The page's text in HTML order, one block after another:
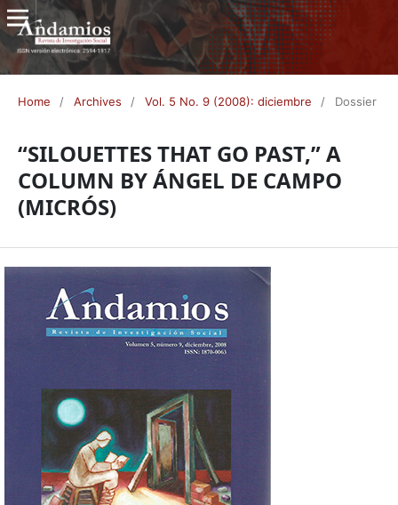
Home / Archives / Vol. 5 No. 9 (2008): diciembre / Dossier
“SILOUETTES THAT GO PAST,” A
COLUMN BY ÁNGEL DE CAMPO
(MICRÓS)